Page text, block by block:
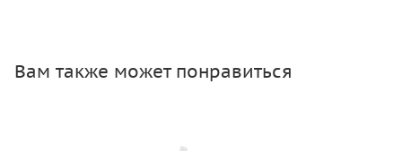
Вам также может понравиться